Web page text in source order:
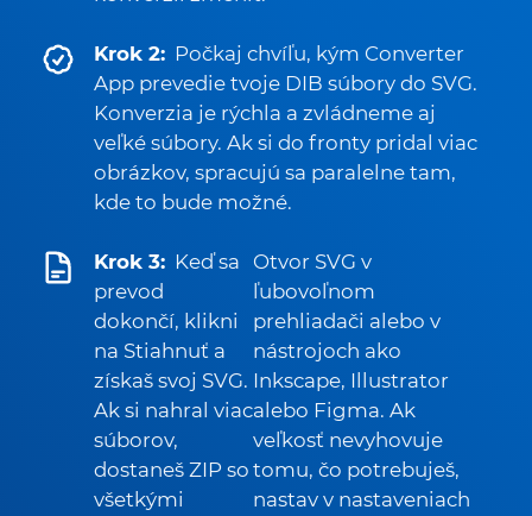
Krok 2: Počkaj chvíľu, kým Converter
App prevedie tvoje DIB súbory do SVG.
Konverzia je rýchla a zvládneme aj
veľké súbory. Ak si do fronty pridal viac
obrázkov, spracujú sa paralelne tam,
kde to bude možné.
Krok 3: Keď sa
prevod
dokončí, klikni
na Stiahnuť a
získaš svoj SVG.
Ak si nahral viac
súborov,
dostaneš ZIP so
všetkými
Otvor SVG v
ľubovoľnom
prehliadači alebo v
nástrojoch ako
Inkscape, Illustrator
alebo Figma. Ak
veľkosť nevyhovuje
tomu, čo potrebuješ,
nastav v nastaveniach